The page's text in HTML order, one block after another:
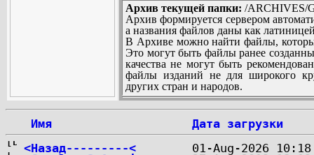
Архив текущей папки: /ARCHIVES/
Архив формируется сервером
а названия файлов даны как
В Архиве можно найти файлы,
Это могут быть файлы ранее
качества не могут быть
файлы изданий не для широкого
других стран и народов.
Имя
Дата загрузки
<Назад---------<